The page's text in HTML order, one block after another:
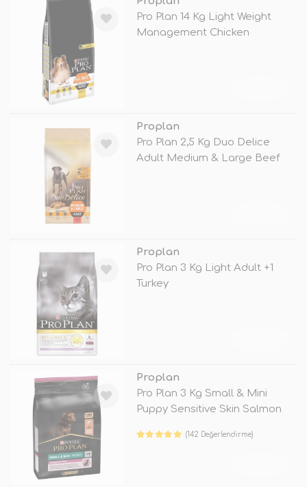
Pro Plan 14 Kg Light Weight
Management Chicken
Proplan
Pro Plan 2,5 Kg Duo Delice
Adult Medium & Large Beef
Proplan
Pro Plan 3 Kg Light Adult +1
Turkey
Proplan
Pro Plan 3 Kg Small & Mini
Puppy Sensitive Skin Salmon
(142 Değerlendirme)